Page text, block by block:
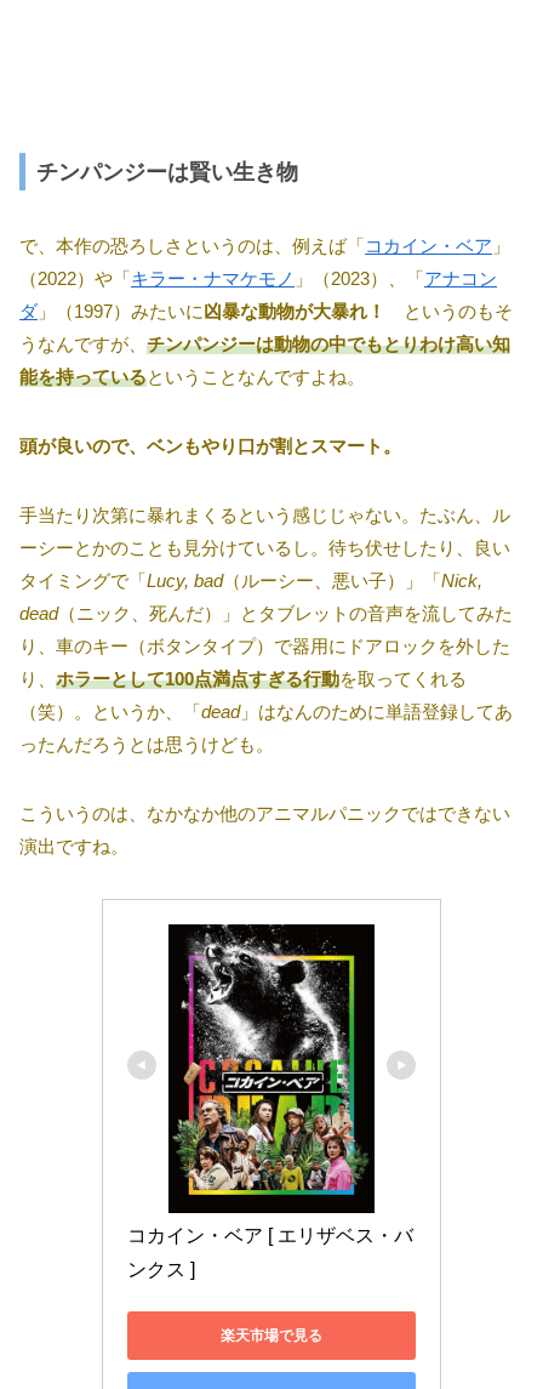
チンパンジーは賢い生き物
で、本作の恐ろしさというのは、例えば「コカイン・ベア 」
（2022）や「キラー・ナマケモノ 」（2023）、「アナコン
ダ 」（1997）みたいに凶暴な動物が大暴れ！
というのもそ
うなんですが、 チンパンジーは動物の中でもとりわけ高い知
能を持っているということなんですよね。
頭が良いので、ベンもやり口が割とスマート。
手当たり次第に暴れまくるという感じじゃない。たぶん、ル
ーシーとかのことも見分けているし。待ち伏せしたり、良い
タイミングで「Lucy, bad（ルーシー、悪い子）」「Nick,
dead（ニック、死んだ）」とタブレットの音声を流してみた
り、車のキー（ボタンタイプ）で器用にドアロックを外した
り、 ホラーとして100点満点すぎる行動を取ってくれる
（笑）。というか、「dead」はなんのために単語登録してあ
ったんだろうとは思うけども。
こういうのは、なかなか他のアニマルパニックではできない
演出ですね。
コカイン・ベア [ エリザベス・バ
ンクス ]
楽天市場で見る